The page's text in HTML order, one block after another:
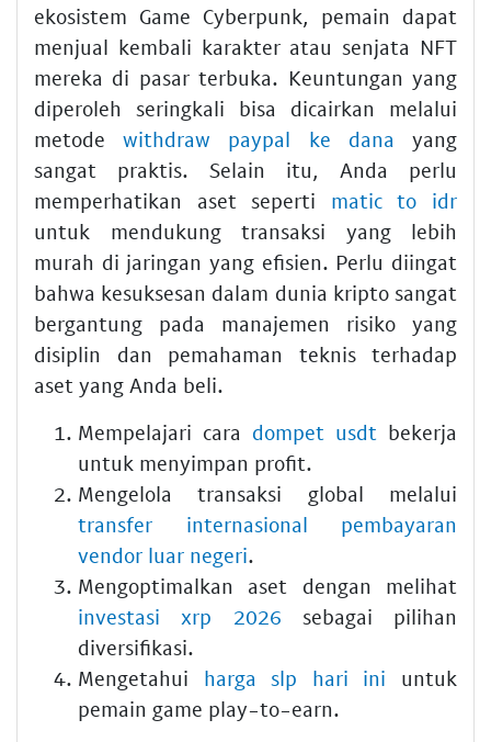
ekosistem Game Cyberpunk, pemain dapat
menjual kembali karakter atau senjata NFT
mereka di pasar terbuka. Keuntungan yang
diperoleh seringkali bisa dicairkan melalui
metodewithdraw paypal ke dana yang
sangat praktis. Selain itu, Anda perlu
memperhatikan aset seperti matic to idr
untuk mendukung transaksi yang lebih
murah di jaringan yang efisien. Perlu diingat
bahwa kesuksesan dalam dunia kripto sangat
bergantung pada manajemen risiko yang
disiplin dan pemahaman teknis terhadap
aset yang Anda beli.
Mempelajari cara dompet usdt bekerja
untuk menyimpan profit.
Mengelola transaksi global melalui
transfer internasional pembayaran
vendor luar negeri.
Mengoptimalkan aset dengan melihat
investasi xrp 2026 sebagai pilihan
diversifikasi.
Mengetahui harga slp hari ini untuk
pemain game play-to-earn.